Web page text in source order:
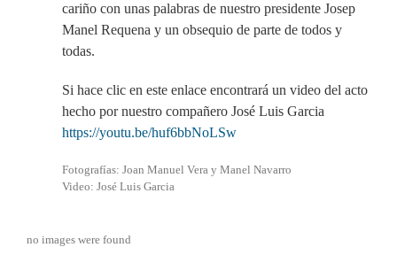
cariño con unas palabras de nuestro presidente Josep
Manel Requena y un obsequio de parte de todos y
todas.
Si hace clic en este enlace encontrará un video del acto
hecho por nuestro compañero José Luis Garcia
https://youtu.be/huf6bbNoLSw
Fotografías: Joan Manuel Vera y Manel Navarro
Video: José Luis Garcia
no images were found